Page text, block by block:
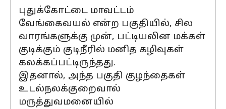
புதுக்கோட்டை மாவட்டம்
வேங்கைவயல் என்ற பகுதியில், சில
வாரங்களுக்கு முன், பட்டியலின மக்கள்
குடிக்கும் குடிநீரில் மனித கழிவுகள்
கலக்கப்பட்டிருந்தது.
இதனால், அந்த பகுதி குழந்தைகள்
உடல்நலக்குறைவால்
மருத்துவமனையில்